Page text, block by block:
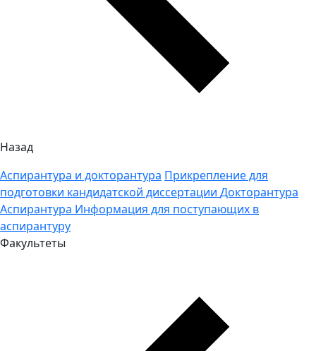
Назад
Аспирантура и докторантура Прикрепление для
подготовки кандидатской диссертации Докторантура
Аспирантура Информация для поступающих в
аспирантуру
Факультеты